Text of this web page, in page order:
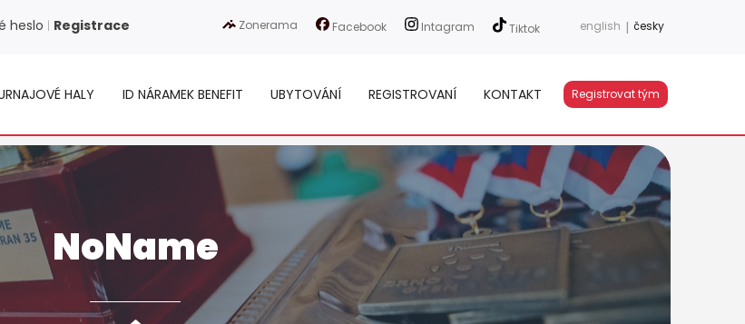
heslo | Registrace Zonerama Facebook Intagram Tiktok english | česky
HALY ID NÁRAMEK BENEFIT UBYTOVÁNÍ REGISTROVANÍ KONTAKT Registrovat tým
NoName